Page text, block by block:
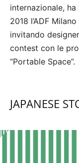
internazionale,
2018 l’ADF
invitando
contest con le
“Portable Space”.
JAPANESE